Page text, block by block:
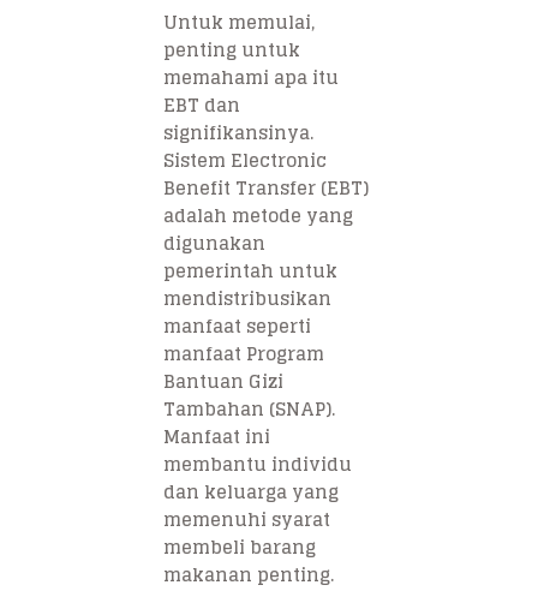
Untuk memulai,
penting untuk
memahami apa itu
EBT dan
signifikansinya.
Sistem Electronic
Benefit Transfer (EBT)
adalah metode yang
digunakan
pemerintah untuk
mendistribusikan
manfaat seperti
manfaat Program
Bantuan Gizi
Tambahan (SNAP).
Manfaat ini
membantu individu
dan keluarga yang
memenuhi syarat
membeli barang
makanan penting.